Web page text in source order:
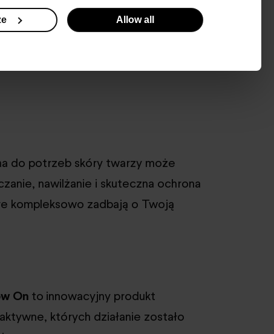
Allow all
Ci zachować zdrową i promienną
metod. Warto zacząć właśnie
do potrzeb skóry twarzy może
nawilżanie i skuteczna ochrona
kompleksowo zadbają o Twoją
On to innowacyjny produkt
których działanie zostało